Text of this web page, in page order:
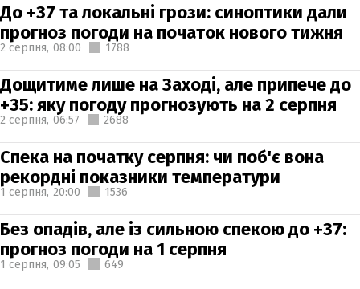
До +37 та локальні грози: синоптики дали
прогноз погоди на початок нового тижня
2 серпня, 08:00 1788
Дощитиме лише на Заході, але припече до
+35: яку погоду прогнозують на 2 серпня
2 серпня, 06:57 2688
Спека на початку серпня: чи поб'є вона
рекордні показники температури
1 серпня, 20:00 1536
Без опадів, але із сильною спекою до +37:
прогноз погоди на 1 серпня
1 серпня, 09:05 649